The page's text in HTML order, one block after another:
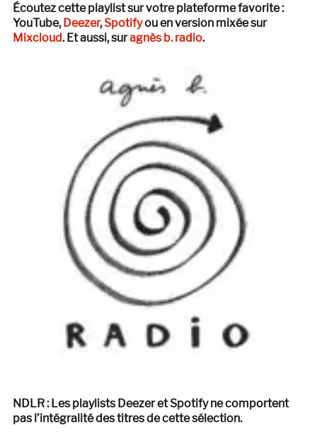
Écoutez cette playlist sur votre plateforme favorite :
YouTube,Deezer,Spotifyou en version mixée sur
Mixcloud. Et aussi, suragnès b. radio.
NDLR : Les playlists Deezer et Spotify ne comportent
pas l’intégralité des titres de cette sélection.